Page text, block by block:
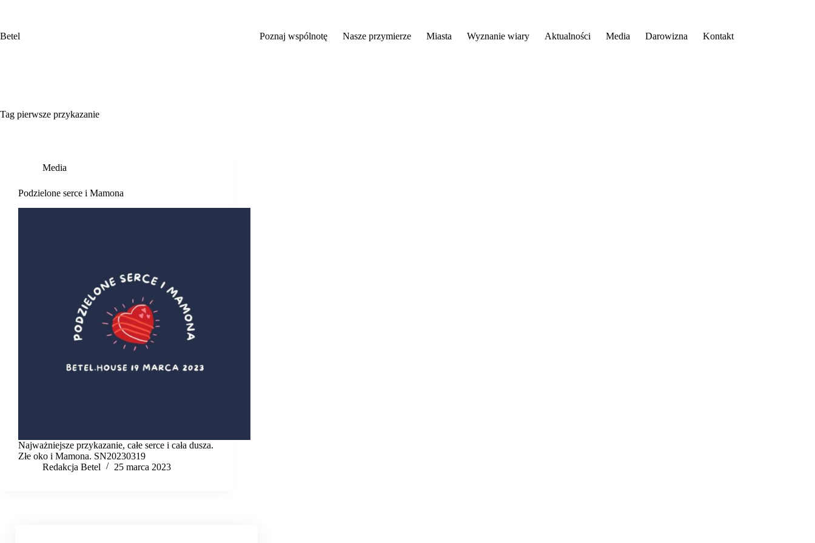
Betel
Poznaj wspólnotę Nasze przymierze Miasta Wyznanie wiary Aktualności Media Darowizna Kontakt
Tag pierwsze przykazanie
Media
Podzielone serce i Mamona
Najważniejsze przykazanie, całe serce i cała dusza.
Złe oko i Mamona. SN20230319
Redakcja Betel
25 marca 2023